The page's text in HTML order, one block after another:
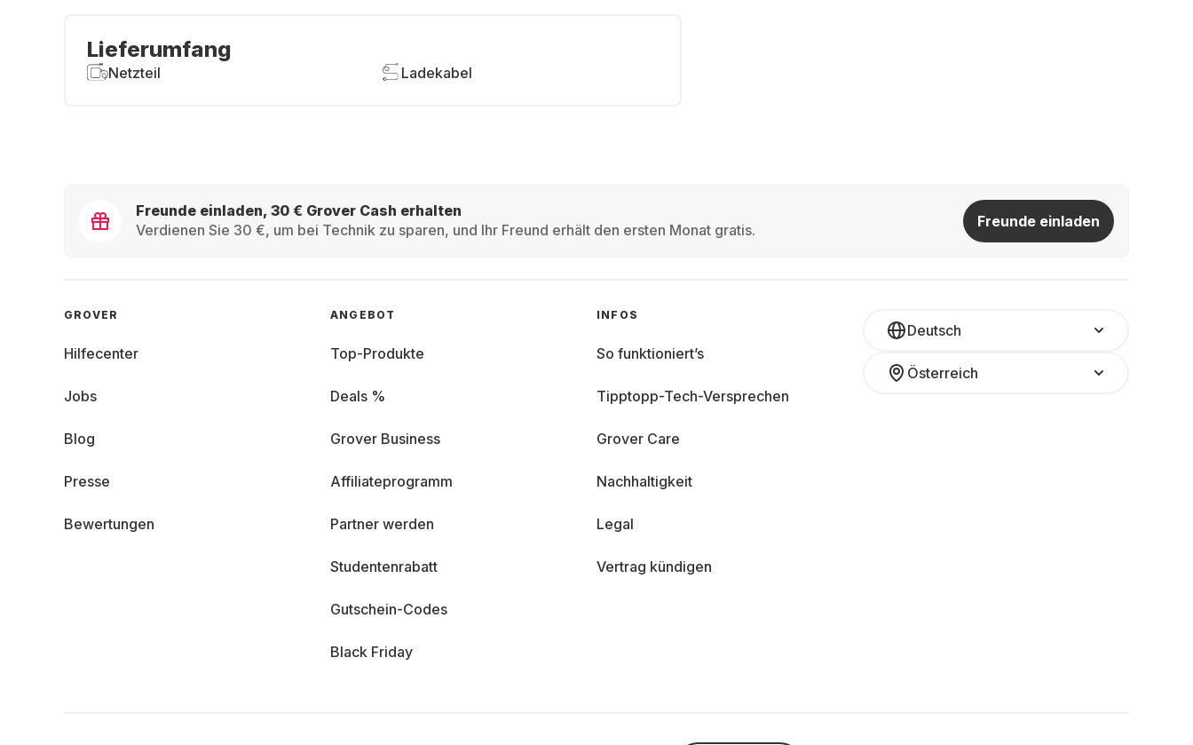
Lieferumfang
Netzteil Ladekabel
Freunde einladen, 30 € Grover Cash erhalten
Verdienen Sie 30 €, um bei Technik zu sparen, und Ihr Freund erhält den ersten Monat gratis.
Freunde einladen
Deutsch
Österreich
GROVER
Hilfecenter
Jobs
Blog
Presse
Bewertungen
ANGEBOT
Top-Produkte
Deals %
Grover Business
Affiliateprogramm
Partner werden
Studentenrabatt
Gutschein-Codes
Black Friday
INFOS
So funktioniert’s
Tipptopp-Tech-Versprechen
Grover Care
Nachhaltigkeit
Legal
Vertrag kündigen